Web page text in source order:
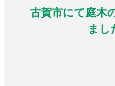
古賀市にて庭木
まし